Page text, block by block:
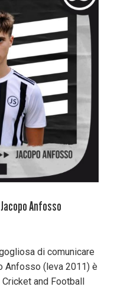
Anfosso
di comunicare
Anfosso (leva 2011) è
and Football